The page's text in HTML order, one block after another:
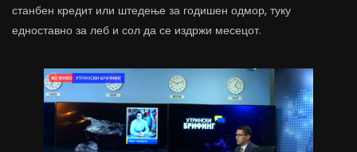
станбен кредит или штедење за годишен одмор, туку
едноставно за леб и сол да се издржи месецот.